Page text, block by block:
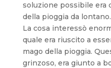
soluzione possibile era
della pioggia da lontano.
La cosa interessò
quale era riuscito a
mago della pioggia.
grinzoso, era giunto a